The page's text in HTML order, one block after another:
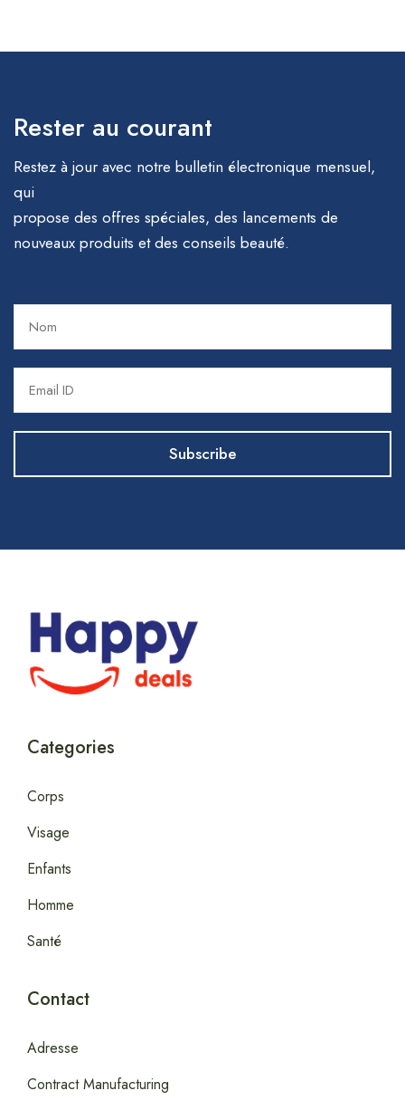
Rester au courant
Restez à jour avec notre bulletin électronique mensuel,
qui
propose des offres spéciales, des lancements de
nouveaux produits et des conseils beauté.
Categories
Corps
Visage
Enfants
Homme
Santé
Contact
Adresse
Contract Manufacturing